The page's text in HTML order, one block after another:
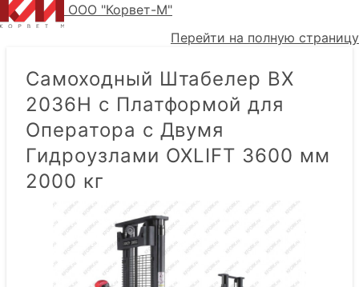
ООО "Корвет-М"
Перейти на полную страницу
Самоходный Штабелер BX
2036H с Платформой для
Оператора с Двумя
Гидроузлами OXLIFT 3600 мм
2000 кг